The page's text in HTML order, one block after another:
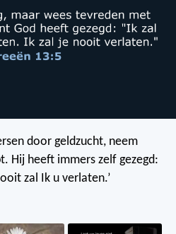
door geldzucht, neem
Hij heeft immers zelf gezegd:
zal Ik u verlaten.’